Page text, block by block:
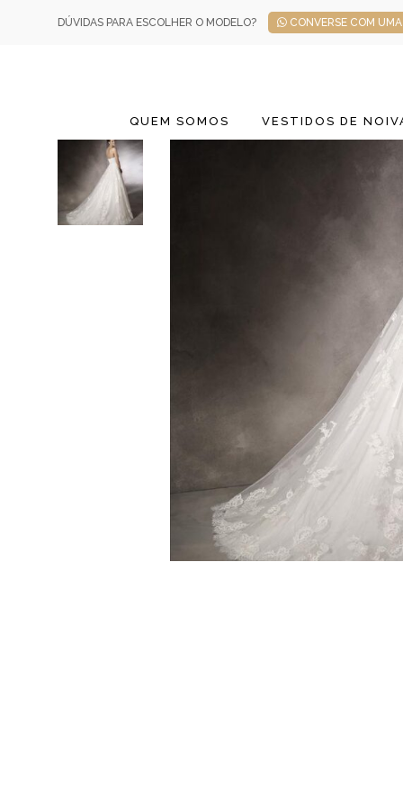
DÚVIDAS PARA ESCOLHER O MODELO? CONVERSE COM
QUEM SOMOS VESTIDOS DE